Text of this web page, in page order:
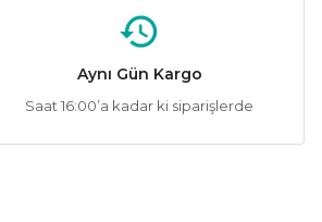
%50
Aynı Gün Kargo
Saat 16:00’a kadar ki siparişlerde